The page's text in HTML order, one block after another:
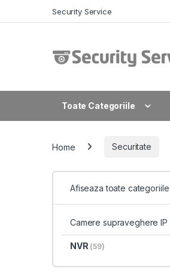
Security Service
Toate Categoriile
Home Securitate
Afiseaza toate categoriile
Camere supraveghere IP
NVR (59)